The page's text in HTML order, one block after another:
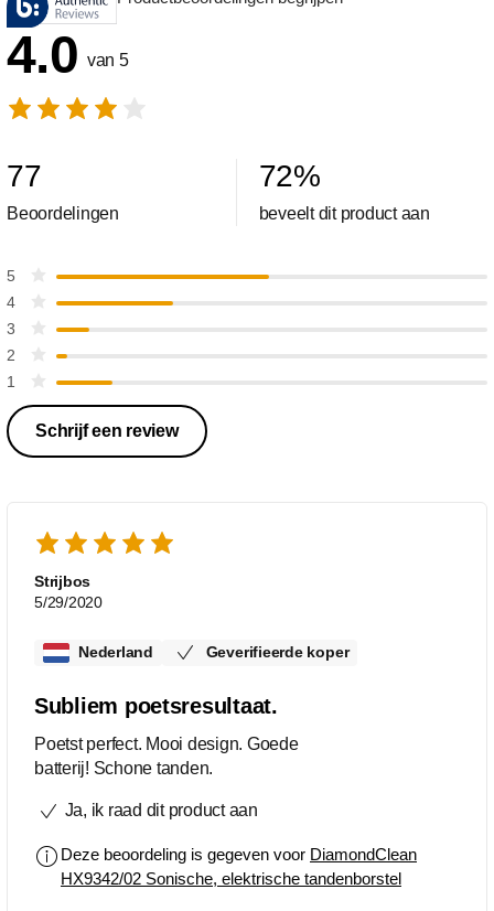
4.0 van 5
77
Beoordelingen
72%
beveelt dit product aan
5
4
3
2
1
Schrijf een review
Strijbos
5/29/2020
Nederland Geverifieerde koper
Subliem poetsresultaat.
Poetst perfect. Mooi design. Goede
batterij! Schone tanden.
Ja, ik raad dit product aan
Deze beoordeling is gegeven voor DiamondClean
HX9342/02 Sonische, elektrische tandenborstel